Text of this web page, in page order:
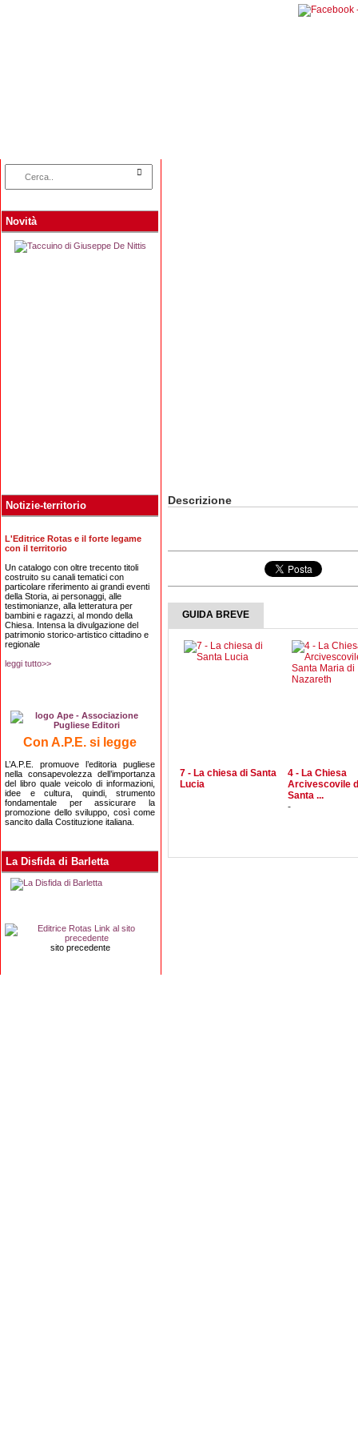
Novità
Notizie-territorio
L'Editrice Rotas e il forte legame
con il territorio
Un catalogo con oltre trecento titoli
costruito su canali tematici con
particolare riferimento ai grandi eventi
della Storia, ai personaggi, alle
testimonianze, alla letteratura per
bambini e ragazzi, al mondo della
Chiesa. Intensa la divulgazione del
patrimonio storico-artistico cittadino e
regionale
leggi tutto>>
Con A.P.E. si legge
L’A.P.E. promuove l’editoria pugliese
nella consapevolezza dell’importanza
del libro quale veicolo di informazioni,
idee e cultura, quindi, strumento
fondamentale per assicurare la
promozione dello sviluppo, così come
sancito dalla Costituzione italiana.
La Disfida di Barletta
sito precedente
Descrizione
GUIDA BREVE
7 - La chiesa di Santa
Lucia
4 - La Chiesa
Arcivescovile
Santa ...
-